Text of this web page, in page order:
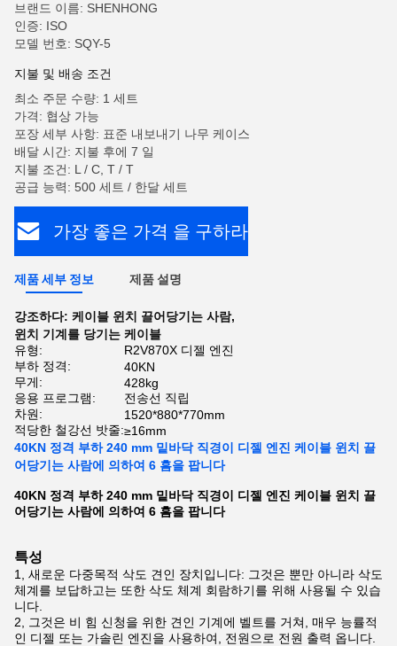
브랜드 이름: SHENHONG
인증: ISO
모델 번호: SQY-5
지불 및 배송 조건
최소 주문 수량: 1 세트
가격: 협상 가능
포장 세부 사항: 표준 내보내기 나무 케이스
배달 시간: 지불 후에 7 일
지불 조건: L / C, T / T
공급 능력: 500 세트 / 한달 세트
가장 좋은 가격 을 구하라
제품 세부 정보 제품 설명
강조하다: 케이블 윈치 끌어당기는 사람,
윈치 기계를 당기는 케이블
유형:
R2V870X 디젤 엔진
부하 정격:
40KN
무게:
428kg
응용 프로그램:
전송선 직립
차원:
1520*880*770mm
적당한 철강선 밧줄:≥16mm
40KN 정격 부하 240 mm 밑바닥 직경이 디젤 엔진 케이블 윈치 끌
어당기는 사람에 의하여 6 흠을 팝니다
40KN 정격 부하 240 mm 밑바닥 직경이 디젤 엔진 케이블 윈치 끌
어당기는 사람에 의하여 6 흠을 팝니다
특성
1, 새로운 다중목적 삭도 견인 장치입니다: 그것은 뿐만 아니라 삭도
체계를 보답하고는 또한 삭도 체계 회람하기를 위해 사용될 수 있습
니다.
2, 그것은 비 힘 신청을 위한 견인 기계에 벨트를 거쳐, 매우 능률적
인 디젤 또는 가솔린 엔진을 사용하여, 전원으로 전원 출력 옵니다.